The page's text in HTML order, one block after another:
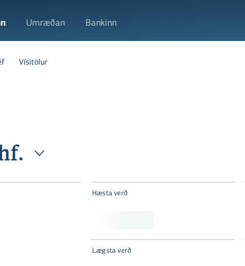
Umræðan Bankinn
Vísitölur
Hæsta verð
Lægsta verð